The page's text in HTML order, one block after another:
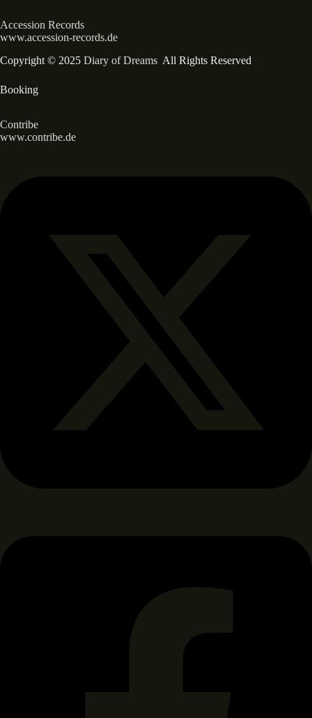
Accession Records
www.accession-records.de
Copyright © 2025 Diary of Dreams All Rights Reserved
Booking
Contribe
www.contribe.de